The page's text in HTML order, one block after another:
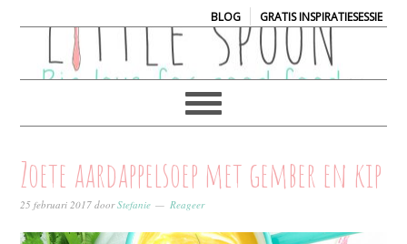
BLOG| GRATIS INSPIRATIESESSIE
Zoete aardappelsoep met gember en kip
25 februari 2017 doorStefanie Reageer